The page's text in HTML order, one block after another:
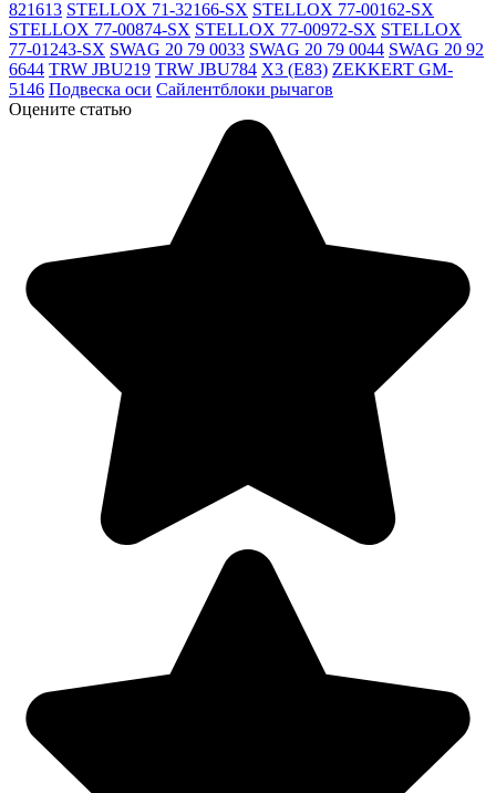
821613 STELLOX 71-32166-SX STELLOX 77-00162-SX
STELLOX 77-00874-SX STELLOX 77-00972-SX STELLOX
77-01243-SX SWAG 20 79 0033 SWAG 20 79 0044 SWAG 20 92
6644 TRW JBU219 TRW JBU784 X3 (E83) ZEKKERT GM-
5146 Подвеска оси Сайлентблоки рычагов
Оцените статью